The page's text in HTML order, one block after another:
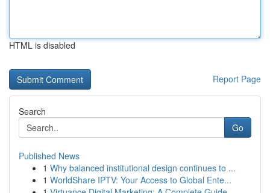
HTML is disabled
Report Page
Search
Go
Published News
1 Why balanced institutional design continues to ...
1 WorldShare IPTV: Your Access to Global Ente...